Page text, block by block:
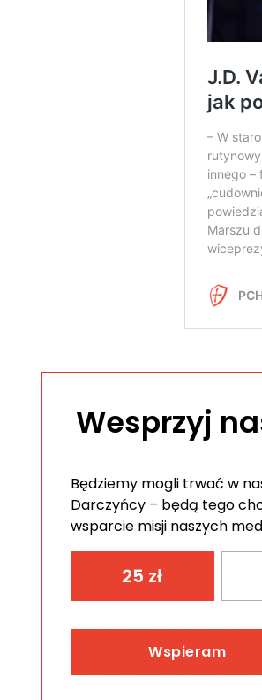
Wesprzyj
Będziemy mogli trwać w
Darczyńcy – będą tego
wsparcie misji naszych
25 zł
Wspieram